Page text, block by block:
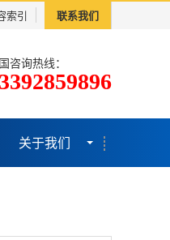
索引 联系我们
咨询热线：
关于我们